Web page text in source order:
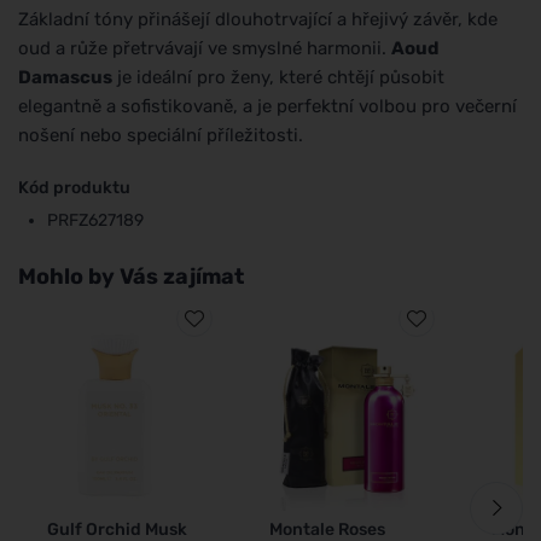
Základní tóny přinášejí dlouhotrvající a hřejivý závěr, kde
oud a růže přetrvávají ve smyslné harmonii. Aoud
Damascus je ideální pro ženy, které chtějí působit
elegantně a sofistikovaně, a je perfektní volbou pro večerní
nošení nebo speciální příležitosti.
Kód produktu
PRFZ627189
Mohlo by Vás zajímat
Gulf Orchid Musk
Montale Roses